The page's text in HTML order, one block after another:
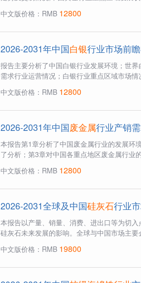
中文版价格：RMB 12800
2026-2031年中国白银行业市场前
报告主要分析了中国白银行业发展环境；世
需求行业运营情况；白银行业重点区域市场
中文版价格：RMB 12800
2026-2031年中国废金属行业产销
本报告第1章分析了中国废金属行业的发展环
了分析；第3章对中国各重点地区废金属行业
中文版价格：RMB 12800
2026-2031全球及中国硅灰石行业
本报告以产量、销量、消费、进出口等为切
硅灰石未来发展的影响。全球与中国市场主
中文版价格：RMB 19800